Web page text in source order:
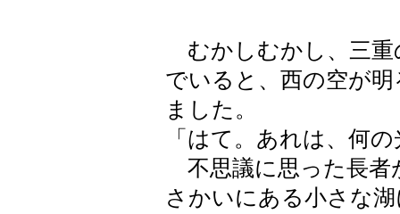
むかしむかし、三重
でいると、西の空が
ました。
「はて。あれは、何
不思議に思った長者
さかいにある小さな